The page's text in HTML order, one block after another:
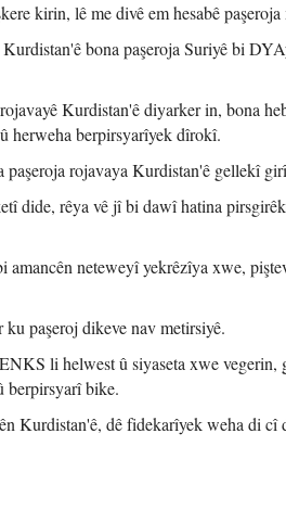
kirin, lê me divê em hesabê
bona paşeroja Suriyê bi
Kurdistan'ê diyarker in, bona
herweha berpirsyarîyek dîrokî.
paşeroja rojavaya Kurdistan'ê gellekî
dide, rêya vê jî bi dawî hatina
neteweyî yekrêzîya xwe,
paşeroj dikeve nav metirsiyê.
li helwest û siyaseta xwe vegerin,
berpirsyarî bike.
Kurdistan'ê, dê fidekarîyek weha di